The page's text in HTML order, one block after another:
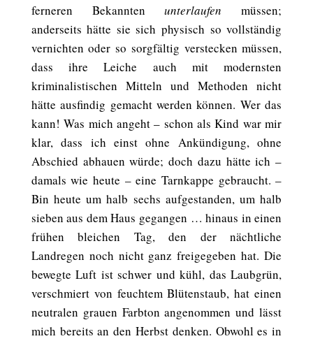
ferneren Bekanntenunterlaufen müssen;
anderseits hätte sie sich physisch so vollständig
vernichten oder so sorgfältig verstecken müssen,
dass ihre Leiche auch mit modernsten
kriminalistischen Mitteln und Methoden nicht
hätte ausfindig gemacht werden können. Wer das
kann! Was mich angeht – schon als Kind war mir
klar, dass ich einst ohne Ankündigung, ohne
Abschied abhauen würde; doch dazu hätte ich –
damals wie heute – eine Tarnkappe gebraucht. –
Bin heute um halb sechs aufgestanden, um halb
sieben aus dem Haus gegangen … hinaus in einen
frühen bleichen Tag, den der nächtliche
Landregen noch nicht ganz freigegeben hat. Die
bewegte Luft ist schwer und kühl, das Laubgrün,
verschmiert von feuchtem Blütenstaub, hat einen
neutralen grauen Farbton angenommen und lässt
mich bereits an den Herbst denken. Obwohl es in